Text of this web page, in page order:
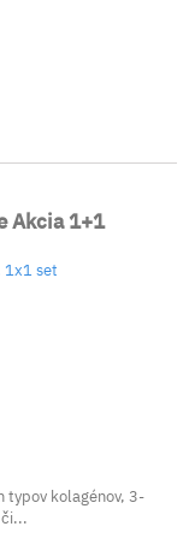
Akcia 1+1
1x1 set
typov kolagénov, 3-